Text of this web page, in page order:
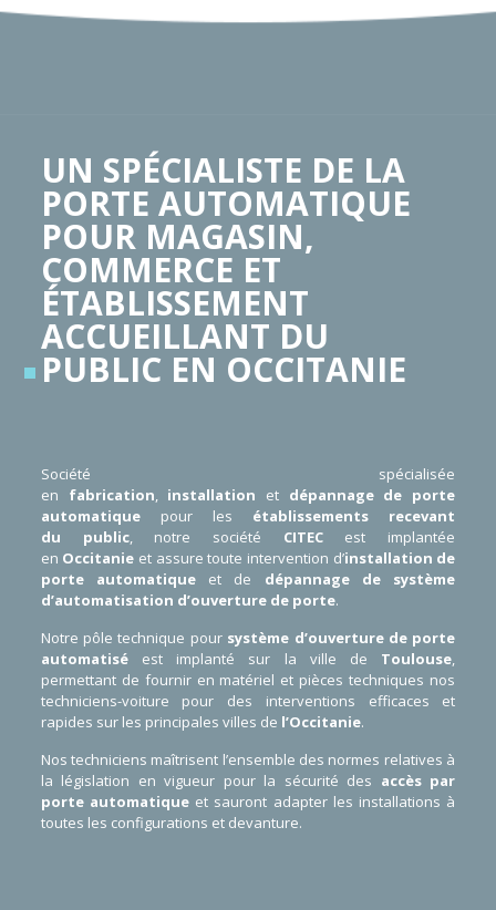
UN SPÉCIALISTE DE LA
PORTE AUTOMATIQUE
POUR MAGASIN,
COMMERCE ET
ÉTABLISSEMENT
ACCUEILLANT DU
PUBLIC EN OCCITANIE
Société spécialisée
en fabrication,installation et dépannage de porte
automatiquepour les établissements recevant
du public, notre société CITECest implantée
en Occitanie et assure toute intervention d’installation de
porte automatique et de dépannage de système
d’automatisation d’ouverture de porte.
Notre pôle technique pour système d’ouverture de porte
automatisé est implanté sur la ville de Toulouse,
permettant de fournir en matériel et pièces techniques nos
techniciens-voiture pour des interventions efficaces et
rapides sur les principales villes de l’Occitanie.
Nos techniciens maîtrisent l’ensemble des normes relatives à
la législation en vigueur pour la sécurité des accès par
porte automatique et sauront adapter les installations à
toutes les configurations et devanture.